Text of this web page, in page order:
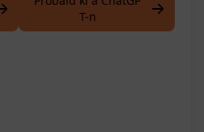
T-n